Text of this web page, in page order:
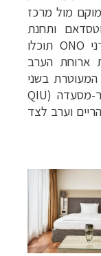
מול מרכז
ותחנת
ONO תוכלו
ארוחת הערב
המעוטרת בשני
מסעדה (QIU
וערב לצד
לרשימת היעדים »
לרשימת היעדים »
היעדים »